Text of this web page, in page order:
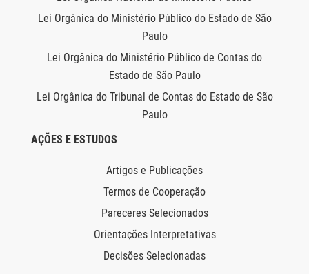
Lei Orgânica do Ministério Público do Estado de São
Paulo
Lei Orgânica do Ministério Público de Contas do
Estado de São Paulo
Lei Orgânica do Tribunal de Contas do Estado de São
Paulo
AÇÕES E ESTUDOS
Artigos e Publicações
Termos de Cooperação
Pareceres Selecionados
Orientações Interpretativas
Decisões Selecionadas